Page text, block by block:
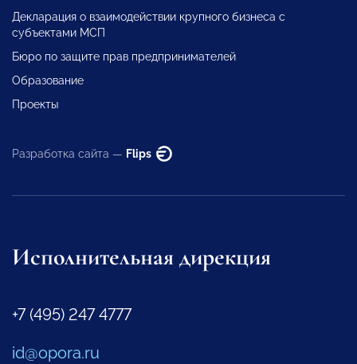
Декларация о взаимодействии крупного бизнеса с
субъектами МСП
Бюро по защите прав предпринимателей
Образование
Проекты
Разработка сайта — Flips
Исполнительная дирекция
+7 (495) 247 4777
id@opora.ru